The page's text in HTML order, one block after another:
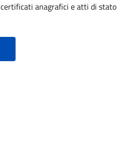
anagrafici e atti di stato